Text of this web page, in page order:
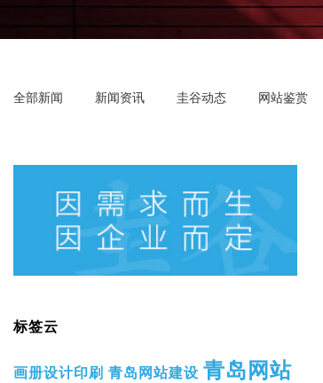
全部新闻 新闻资讯 圭谷动态 网站鉴赏
标签云
画册设计印刷 青岛网站建设 青岛网站